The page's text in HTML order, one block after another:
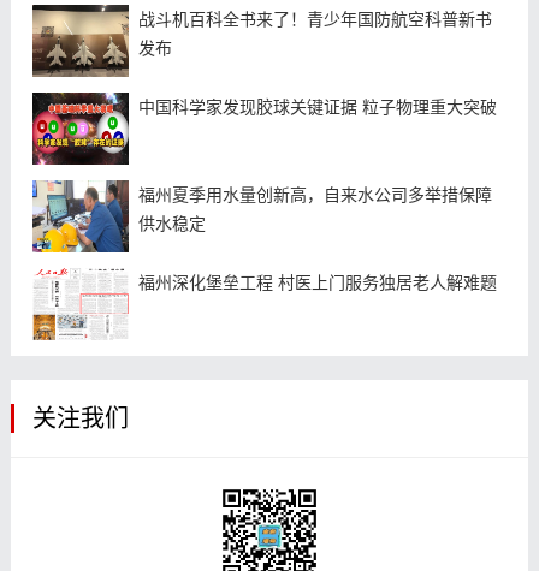
战斗机百科全书来了！青少年国防航空科普新书
发布
中国科学家发现胶球关键证据 粒子物理重大突破
福州夏季用水量创新高，自来水公司多举措保障
供水稳定
福州深化堡垒工程 村医上门服务独居老人解难题
关注我们